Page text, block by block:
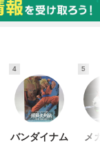
4
バンダイナム
5
メ